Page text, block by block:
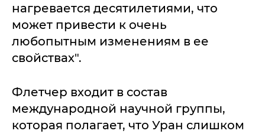
нагревается десятилетиями, что
может привести к очень
любопытным изменениям в ее
свойствах".
Флетчер входит в состав
международной научной группы,
которая полагает, что Уран слишком